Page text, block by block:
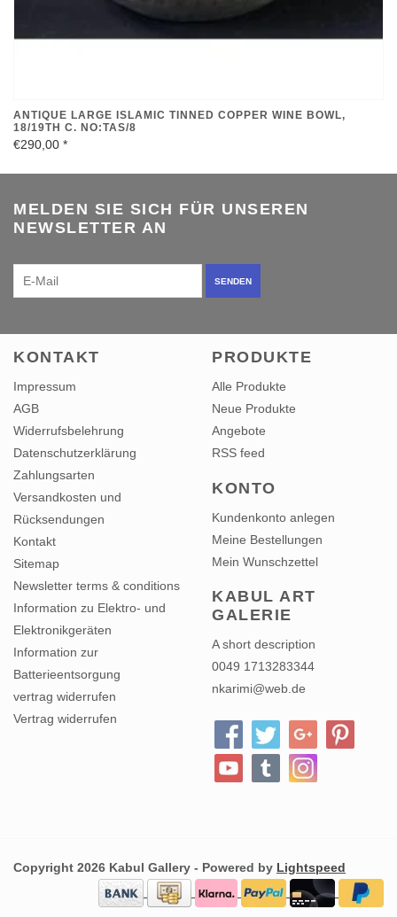
ANTIQUE LARGE ISLAMIC TINNED COPPER WINE BOWL,
18/19TH C. NO:TAS/8
€290,00 *
MELDEN SIE SICH FÜR UNSEREN
NEWSLETTER AN
SENDEN
KONTAKT
Impressum
AGB
Widerrufsbelehrung
Datenschutzerklärung
Zahlungsarten
Versandkosten und
Rücksendungen
Kontakt
Sitemap
Newsletter terms & conditions
Information zu Elektro- und
Elektronikgeräten
Information zur
Batterieentsorgung
vertrag widerrufen
Vertrag widerrufen
PRODUKTE
Alle Produkte
Neue Produkte
Angebote
RSS feed
KONTO
Kundenkonto anlegen
Meine Bestellungen
Mein Wunschzettel
KABUL ART
GALERIE
A short description
0049 1713283344
nkarimi@web.de
Copyright 2026 Kabul Gallery - Powered by Lightspeed